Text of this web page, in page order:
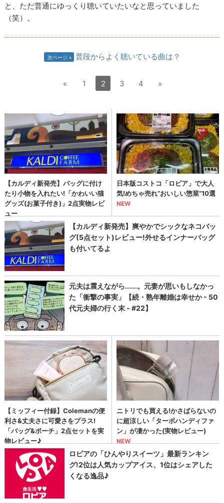
と、ただ普通にゆっくり聴いていたいなと思っていました
（笑）。
次ページ 普段からよく聴いている曲は？
« 1 2 3 4 »